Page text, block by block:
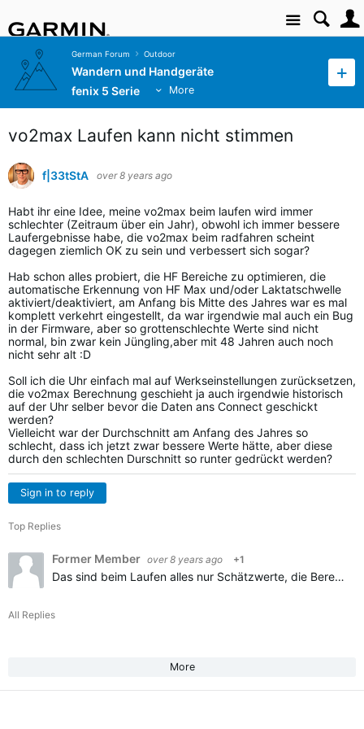
Site
German Forum Outdoor
Wandern und Handgeräte
fenix 5 Serie
More
vo2max Laufen kann nicht stimmen
f|33tStA over 8 years ago
Habt ihr eine Idee, meine vo2max beim laufen wird immer
schlechter (Zeitraum über ein Jahr), obwohl ich immer bessere
Laufergebnisse habe, die vo2max beim radfahren scheint
dagegen ziemlich OK zu sein und verbessert sich sogar?
Hab schon alles probiert, die HF Bereiche zu optimieren, die
automatische Erkennung von HF Max und/oder Laktatschwelle
aktiviert/deaktiviert, am Anfang bis Mitte des Jahres war es mal
komplett verkehrt eingestellt, da war irgendwie mal auch ein Bug
in der Firmware, aber so grottenschlechte Werte sind nicht
normal, bin zwar kein Jüngling,aber mit 48 Jahren auch noch
nicht sehr alt :D
Soll ich die Uhr einfach mal auf Werkseinstellungen zurücksetzen,
die vo2max Berechnung geschieht ja auch irgendwie historisch
auf der Uhr selber bevor die Daten ans Connect geschickt
werden?
Vielleicht war der Durchschnitt am Anfang des Jahres so
schlecht, dass ich jetzt zwar bessere Werte hätte, aber diese
durch den schlechten Durschnitt so runter gedrückt werden?
Sign in to reply
Top Replies
Former Member over 8 years ago +1
Das sind beim Laufen alles nur Schätzwerte, die Berechnung ist kompletter Mumpitz. Du bekommst nur ordentliche Ergebnisse beim Radfahren mit einem Leistungsmesser und selbst dort ist die Berechnung teilweise…
All Replies
More